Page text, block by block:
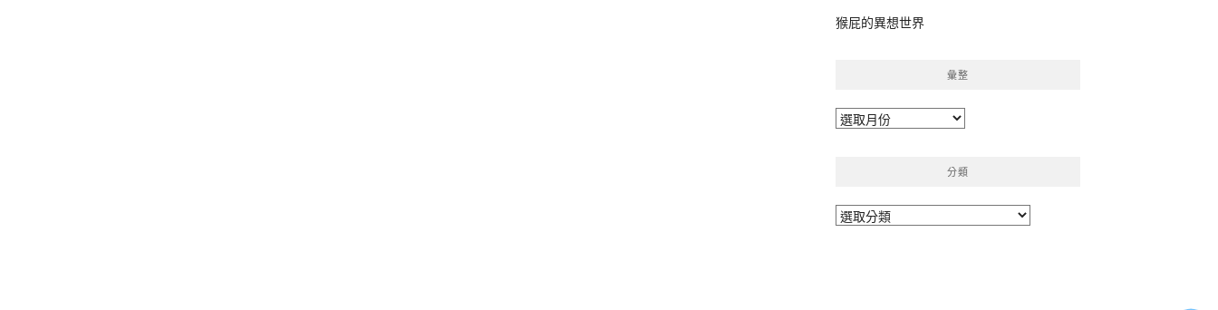
猴屁的異想世界
彙整
彙
分類
分